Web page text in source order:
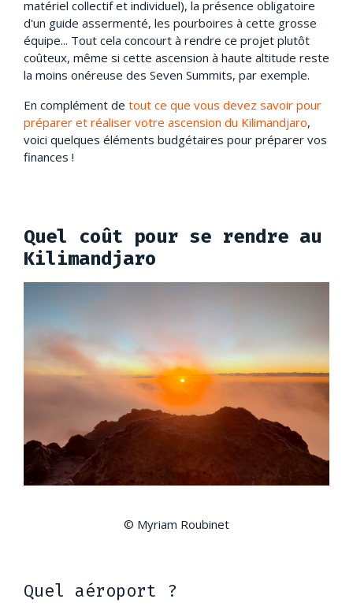
matériel collectif et individuel), la présence obligatoire
d'un guide assermenté, les pourboires à cette grosse
équipe... Tout cela concourt à rendre ce projet plutôt
coûteux, même si cette ascension à haute altitude reste
la moins onéreuse des Seven Summits, par exemple.
En complément de tout ce que vous devez savoir pour
préparer et réaliser votre ascension du Kilimandjaro,
voici quelques éléments budgétaires pour préparer vos
finances !
Quel coût pour se rendre au
Kilimandjaro
© Myriam Roubinet
Quel aéroport ?